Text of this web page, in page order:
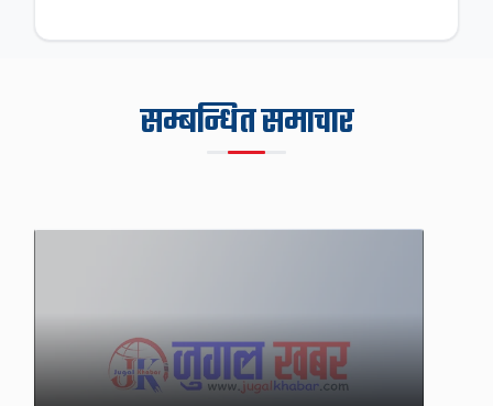
सम्बन्धित समाचार